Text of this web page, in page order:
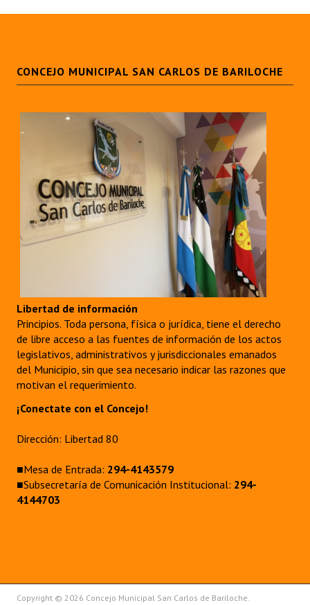
CONCEJO MUNICIPAL SAN CARLOS DE BARILOCHE
Libertad de información
Principios. Toda persona, física o jurídica, tiene el derecho
de libre acceso a las fuentes de información de los actos
legislativos, administrativos y jurisdiccionales emanados
del Municipio, sin que sea necesario indicar las razones que
motivan el requerimiento.
¡Conectate con el Concejo!
Dirección: Libertad 80
■Mesa de Entrada: 294-4143579
■Subsecretaría de Comunicación Institucional: 294-
4144703
Copyright © 2026 Concejo Municipal San Carlos de Bariloche.